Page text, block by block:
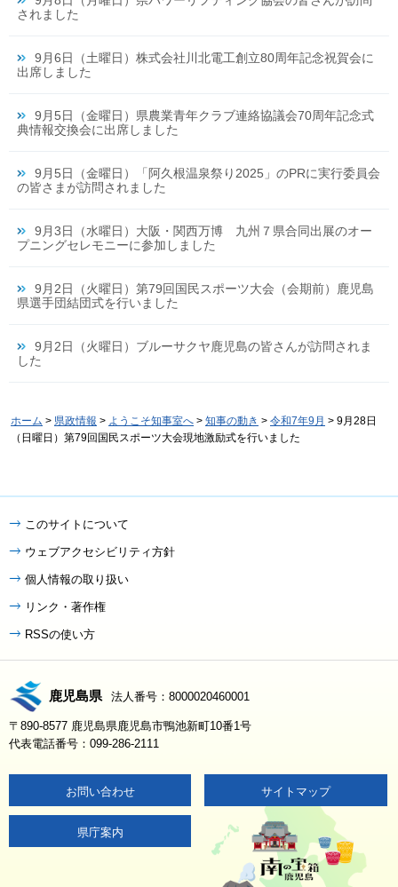
されました
9月6日（土曜日）株式会社川北電工創立80周年記念祝賀会に
出席しました
9月5日（金曜日）県農業青年クラブ連絡協議会70周年記念式
典情報交換会に出席しました
9月5日（金曜日）「阿久根温泉祭り2025」のPRに実行委員会
の皆さまが訪問されました
9月3日（水曜日）大阪・関西万博 九州７県合同出展のオー
プニングセレモニーに参加しました
9月2日（火曜日）第79回国民スポーツ大会（会期前）鹿児島
県選手団結団式を行いました
9月2日（火曜日）ブルーサクヤ鹿児島の皆さんが訪問されま
した
ホーム > 県政情報 > ようこそ知事室へ > 知事の動き > 令和7年9月 > 9月28日
（日曜日）第79回国民スポーツ大会現地激励式を行いました
このサイトについて
ウェブアクセシビリティ方針
個人情報の取り扱い
リンク・著作権
RSSの使い方
鹿児島県 法人番号：8000020460001
〒890-8577 鹿児島県鹿児島市鴨池新町10番1号
代表電話番号：099-286-2111
お問い合わせ サイトマップ
県庁案内